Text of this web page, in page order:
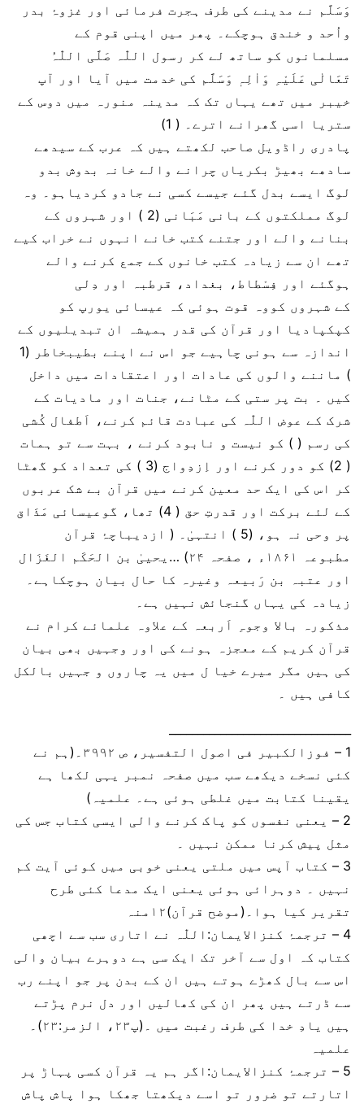
وَسَلَّم نے مدینے کی طرف ہجرت فرمائی اور غزوۂ بدر
واُحد و خندق ہوچکے۔ پھر میں اپنی قوم کے
مسلمانوں کو ساتھ لے کر رسول اللّٰہ صَلَّی اللّٰہُ
تَعَالٰی عَلَیْہِ وَاٰلِہٖ وَسَلَّم کی خدمت میں آیا اور آپ
خیبر میں تھے یہاں تک کہ مدینہ منورہ میں دوس کے
ستریا اسی گھرانے اترے۔ ( 1)
پادری راڈویل صاحب لکھتے ہیں کہ عرب کے سیدھے
سادھے بھیڑ بکریاں چرانے والے خانہ بدوش بدو
لوگ ایسے بدل گئے جیسے کسی نے جادو کردیاہو۔ وہ
لوگ مملکتوں کے بانی مَبَانی (2 ) اور شہروں کے
بنانے والے اور جتنے کتب خانے انہوں نے خراب کیے
تھے ان سے زیادہ کتب خانوں کے جمع کرنے والے
ہوگئے اور فِسْطاط، بغداد، قرطبہ اور دِلی
کے شہروں کووہ قوت ہوئی کہ عیسائی یورپ کو
کپکپادیا اور قرآن کی قدر ہمیشہ ان تبدیلیوں کے
اندازہ سے ہونی چاہیے جو اس نے اپنے بطیبخاطر (1
) ماننے والوں کی عادات اور اعتقادات میں داخل
کیں ۔ بت پر ستی کے مٹانے، جنات اور مادیات کے
شرک کے عوض اللّٰہ کی عبادت قائم کرنے، اَطفال کُشی
کی رسم ( ) کو نیست و نابود کرنے ، بہت سے تو ہمات
( 2) کو دور کرنے اور اِزدِواج (3 ) کی تعداد کو گھٹا
کر اس کی ایک حد معین کرنے میں قرآن بے شک عربوں
کے لئے برکت اور قدرتِ حق ( 4) تھا، گوعیسائی مَذَاق
پر وحی نہ ہو، (5 ) انتہیٰ۔ ( ازدیباچۂ قرآن
مطبوعہ ۱۸۶۱ء ، صفحہ ۲۴) …یحییٰ بن الحَکَم الغَزَال
اور عتبہ بن رَبیعہ وغیرہ کا حال بیان ہوچکاہے۔
زیادہ کی یہاں گنجائش نہیں ہے۔
مذکورہ بالا وجوہِ اَربعہ کے علاوہ علمائے کرام نے
قرآن کریم کے معجزہ ہونے کی اور وجہیں بھی بیان
کی ہیں مگر میرے خیا ل میں یہ چاروں و جہیں بالکل
کافی ہیں ۔
1 – فوزالکبیر فی اصول التفسیر، ص ۳۹۹۲۔(ہم نے
کئی نسخے دیکھے سب میں صفحہ نمبر یہی لکھا ہے
یقینا کتابت میں غلطی ہوئی ہے۔ علمیہ)
2 – یعنی نفسوں کو پاک کرنے والی ایسی کتاب جس کی
مثل پیش کرنا ممکن نہیں ۔
3 – کتاب آپس میں ملتی یعنی خوبی میں کوئی آیت کم
نہیں ۔ دوہرائی ہوئی یعنی ایک مدعا کئی طرح
تقریر کیا ہوا۔(موضح قرآن)۱۲منہ
4 – ترجمۂ کنزالایمان:اللّٰہ نے اتاری سب سے اچھی
کتاب کہ اول سے آخر تک ایک سی ہے دوہرے بیان والی
اس سے بال کھڑے ہوتے ہیں ان کے بدن پر جو اپنے رب
سے ڈرتے ہیں پھر ان کی کھالیں اور دل نرم پڑتے
ہیں یادِ خدا کی طرف رغبت میں ۔(پ۲۳، الزمر:۲۳)۔
علمیہ
5 – ترجمۂ کنزالایمان:اگر ہم یہ قرآن کسی پہاڑ پر
اتارتے تو ضرور تو اسے دیکھتا جھکا ہوا پاش پاش